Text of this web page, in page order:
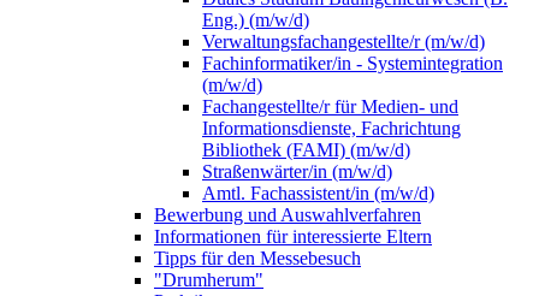
Eng.) (m/w/d)
Verwaltungsfachangestellte/r (m/w/d)
Fachinformatiker/in - Systemintegration
(m/w/d)
Fachangestellte/r für Medien- und
Informationsdienste, Fachrichtung
Bibliothek (FAMI) (m/w/d)
Straßenwärter/in (m/w/d)
Amtl. Fachassistent/in (m/w/d)
Bewerbung und Auswahlverfahren
Informationen für interessierte Eltern
Tipps für den Messebesuch
"Drumherum"